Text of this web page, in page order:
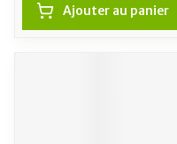
Ajouter au panier